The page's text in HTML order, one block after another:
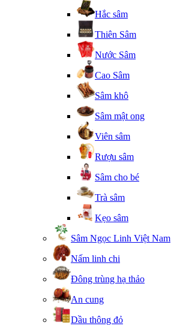
Hắc sâm
Thiên Sâm
Nước Sâm
Cao Sâm
Sâm khô
Sâm mật ong
Viên sâm
Rượu sâm
Sâm cho bé
Trà sâm
Kẹo sâm
Sâm Ngọc Linh Việt Nam
Nấm linh chi
Đông trùng hạ thảo
An cung
Dầu thông đỏ